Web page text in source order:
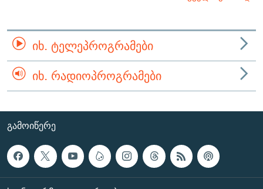
ᲘᲮ. ᲢᲔᲚᲔᲞᲠᲝᲒᲠᲐᲛᲔᲑᲘ
ᲘᲮ. ᲠᲐᲓᲘᲝᲞᲠᲝᲒᲠᲐᲛᲔᲑᲘ
ᲒᲐᲛᲝᲘᲬᲔᲠᲔ